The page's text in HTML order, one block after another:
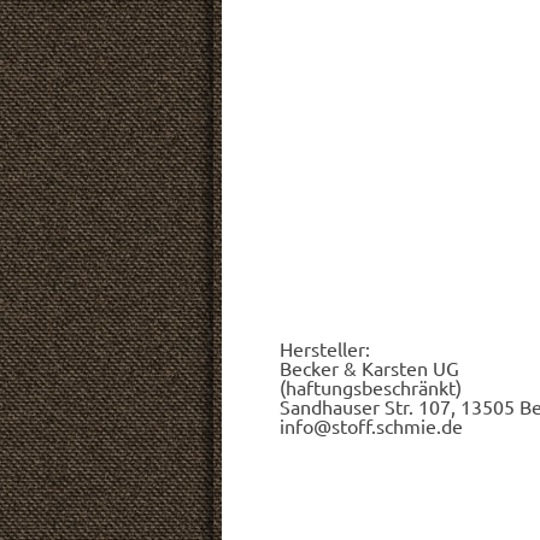
Hersteller:
Becker & Karsten UG
(haftungsbeschränkt)
Sandhauser Str. 107, 13505
info@stoff.schmie.de